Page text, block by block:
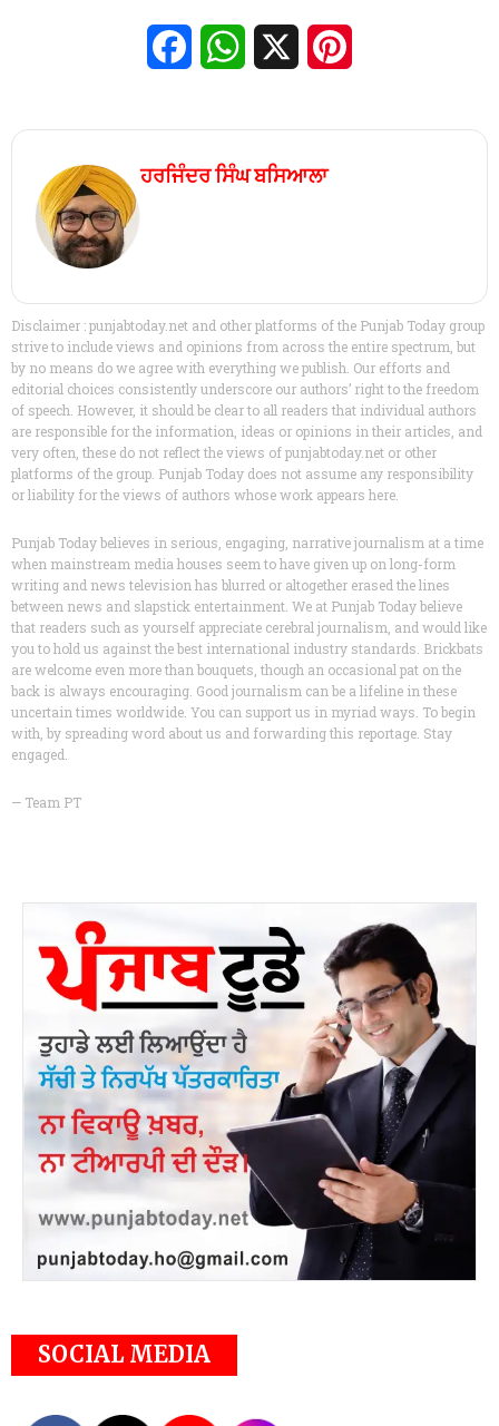
FacebookWhatsApp
ਹਰਜਿੰਦਰ ਸਿੰਘ ਬਸਿਆਲਾ
Disclaimer : punjabtoday.net and other platforms of the Punjab Today group
strive to include views and opinions from across the entire spectrum, but
by no means do we agree with everything we publish. Our efforts and
editorial choices consistently underscore our authors’ right to the freedom
of speech. However, it should be clear to all readers that individual authors
are responsible for the information, ideas or opinions in their articles, and
very often, these do not reflect the views of punjabtoday.net or other
platforms of the group. Punjab Today does not assume any responsibility
or liability for the views of authors whose work appears here.
Punjab Today believes in serious, engaging, narrative journalism at a time
when mainstream media houses seem to have given up on long-form
writing and news television has blurred or altogether erased the lines
between news and slapstick entertainment. We at Punjab Today believe
that readers such as yourself appreciate cerebral journalism, and would like
you to hold us against the best international industry standards. Brickbats
are welcome even more than bouquets, though an occasional pat on the
back is always encouraging. Good journalism can be a lifeline in these
uncertain times worldwide. You can support us in myriad ways. To begin
with, by spreading word about us and forwarding this reportage. Stay
engaged.
— Team PT
SOCIAL MEDIA